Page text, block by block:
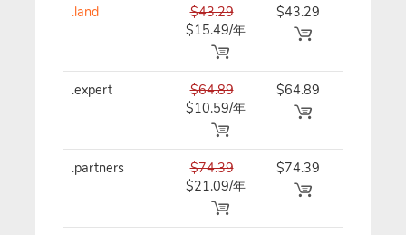
.land
$43.29
$15.49/年
$43.29
.expert
$64.89
$10.59/年
$64.89
.partners
$74.39
$21.09/年
$74.39